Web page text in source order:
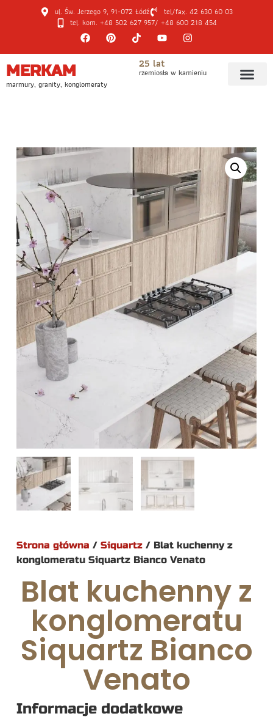
ul. Św. Jerzego 9, 91-072 Łódź
tel/fax. 42 630 60 03
tel. kom. +48 502 627 957/ +48 600 218 454
MERKAM
marmury, granity, konglomeraty
25 lat
rzemiosła w kamieniu
Strona główna / Siquartz/ Blat kuchenny z
konglomeratu Siquartz Bianco Venato
Blat kuchenny z
konglomeratu
Siquartz Bianco
Venato
Informacje dodatkowe